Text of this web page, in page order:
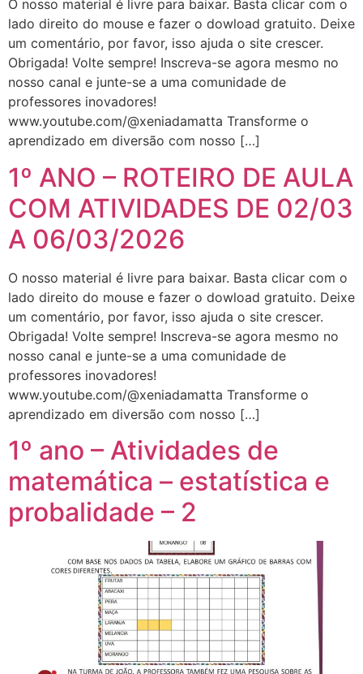
O nosso material é livre para baixar. Basta clicar com o
lado direito do mouse e fazer o dowload gratuito. Deixe
um comentário, por favor, isso ajuda o site crescer.
Obrigada! Volte sempre! Inscreva-se agora mesmo no
nosso canal e junte-se a uma comunidade de
professores inovadores!
www.youtube.com/@xeniadamatta Transforme o
aprendizado em diversão com nosso […]
1º ANO – ROTEIRO DE AULA
COM ATIVIDADES DE 02/03
A 06/03/2026
O nosso material é livre para baixar. Basta clicar com o
lado direito do mouse e fazer o dowload gratuito. Deixe
um comentário, por favor, isso ajuda o site crescer.
Obrigada! Volte sempre! Inscreva-se agora mesmo no
nosso canal e junte-se a uma comunidade de
professores inovadores!
www.youtube.com/@xeniadamatta Transforme o
aprendizado em diversão com nosso […]
1º ano – Atividades de
matemática – estatística e
probalidade – 2